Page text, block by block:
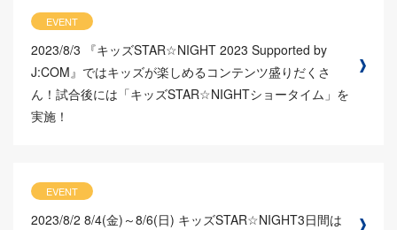
EVENT
2023/8/3
『キッズSTAR☆NIGHT 2023 Supported by
J:COM』ではキッズが楽しめるコンテンツ盛りだくさ
ん！試合後には「キッズSTAR☆NIGHTショータイム」を
実施！
EVENT
2023/8/2 8/4(金)～8/6(日) キッズSTAR☆NIGHT3日間は